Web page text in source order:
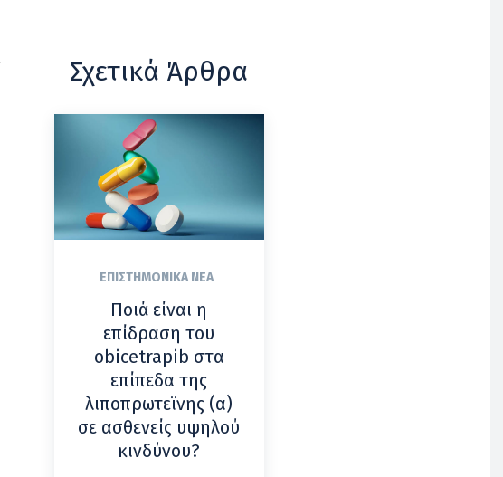
Σχετικά Άρθρα
ΕΠΙΣΤΗΜΟΝΙΚΆ ΝΈΑ
Ποιά είναι η
επίδραση του
obicetrapib στα
επίπεδα της
λιποπρωτεϊνης (α)
σε ασθενείς υψηλού
κινδύνου?